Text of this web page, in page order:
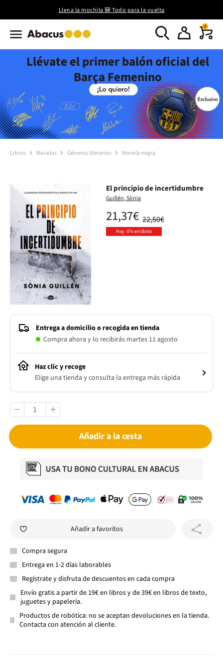
Llena la mochila 🎒 Todo para la vuelta
0
Llévate el primer balón oficial del
Barça Femenino
Libros Novelas Géneros literarios Novela negra
El principio de incertidumbre
Guillén, Sònia
22,50€
21,37€
Hoy -5% en libros
Entrega a domicilio o recogida en tienda
Compra ahora y lo recibirás martes 11 agosto
Haz clic y recoge
Elige una tienda y consulta la entrega más rápida
Añadir a la cesta
Añadir a favoritos
Compra segura
Entrega en 1-2 días laborables
Regístrate y disfruta de descuentos en cada compra
Envío gratis a partir de 19€ en libros y de 39€ en libros de texto,
juguetes y papelería.
Productos de robótica: no se aceptan devoluciones en la tienda.
Contacta con atención al cliente.